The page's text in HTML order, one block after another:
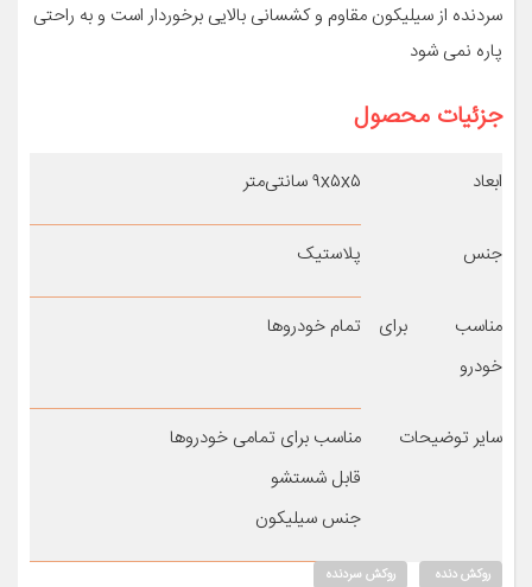
سردنده از سیلیکون مقاوم و کشسانی بالایی برخوردار است و به راحتی
پاره نمی شود
جزئیات محصول
ابعاد ۹x۵x۵ سانتی‌متر
جنس پلاستیک
مناسب برای
خودرو
تمام خودروها
سایر توضیحات
مناسب برای تمامی خودروها
قابل شستشو
جنس سیلیکون
روکش دنده روکش سردنده